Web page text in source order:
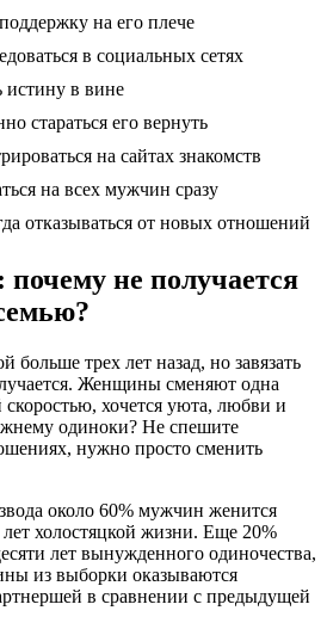
на его плече
в социальных сетях
в вине
стараться его вернуть
на сайтах знакомств
на всех мужчин сразу
отказываться от новых отношений
почему не получается
больше трех лет назад, но завязать
Женщины сменяют одна
скоростью, хочется уюта, любви и
одиноки? Не спешите
нужно просто сменить
около 60% мужчин женится
холостяцкой жизни. Еще 20%
лет вынужденного одиночества,
из выборки оказываются
в сравнении с предыдущей